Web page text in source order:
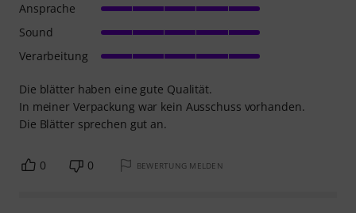
Die blätter haben eine gute Qualität.
In meiner Verpackung war kein Ausschuss vorhanden.
Die Blätter sprechen gut an.
Ansprache
Sound
Verarbeitung
0 0 BEWERTUNG MELDEN